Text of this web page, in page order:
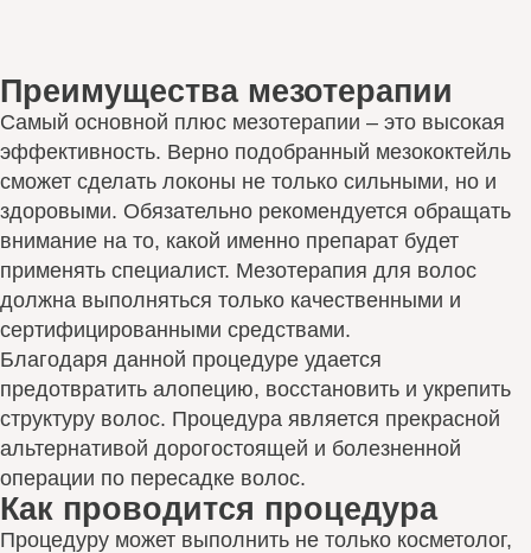
Преимущества мезотерапии
Самый основной плюс мезотерапии – это высокая
эффективность. Верно подобранный мезококтейль
сможет сделать локоны не только сильными, но и
здоровыми. Обязательно рекомендуется обращать
внимание на то, какой именно препарат будет
применять специалист. Мезотерапия для волос
должна выполняться только качественными и
сертифицированными средствами.
Благодаря данной процедуре удается
предотвратить алопецию, восстановить и укрепить
структуру волос. Процедура является прекрасной
альтернативой дорогостоящей и болезненной
операции по пересадке волос.
Как проводится процедура
Процедуру может выполнить не только косметолог,